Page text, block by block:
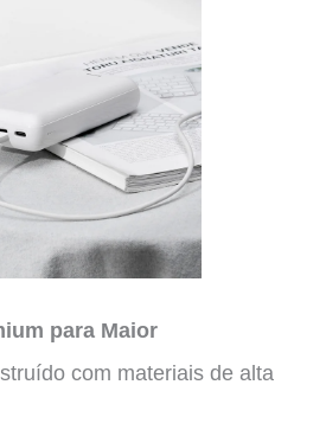
para Maior
com materiais de alta